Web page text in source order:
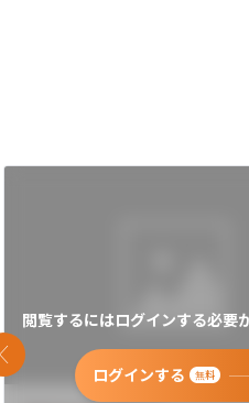
閲覧するにはログインする必要
ログインする 無料
前のスライド